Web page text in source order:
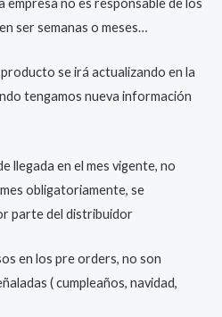
ser semanas o meses…
se irá actualizando en la
tengamos nueva información
llegada en el mes vigente, no
obligatoriamente, se
parte del distribuidor
en los pre orders, no son
( cumpleaños, navidad,